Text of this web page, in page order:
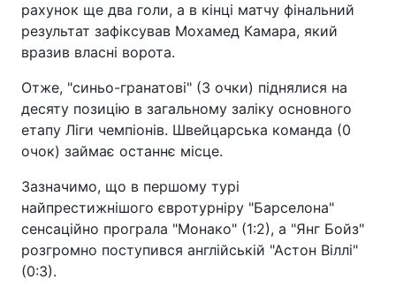
рахунок ще два голи, а в кінці матчу фінальний
результат зафіксував Мохамед Камара, який
вразив власні ворота.
Отже, "синьо-гранатові" (3 очки) піднялися на
десяту позицію в загальному заліку основного
етапу Ліги чемпіонів. Швейцарська команда (0
очок) займає останнє місце.
Зазначимо, що в першому турі
найпрестижнішого євротурніру "Барселона"
сенсаційно програла "Монако" (1:2), а "Янг Бойз"
розгромно поступився англійській "Астон Віллі"
(0:3).